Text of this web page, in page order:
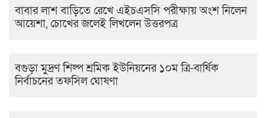
বাবার লাশ বাড়িতে রেখে এইচএসসি পরীক্ষায় অংশ নিলেন
আয়েশা, চোখের জলেই লিখলেন উত্তরপত্র
বগুড়া মুদ্রণ শিল্প শ্রমিক ইউনিয়নের ১০ম ত্রি-বার্ষিক
নির্বাচনের তফসিল ঘোষণা